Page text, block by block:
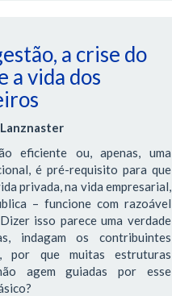
a crise do
a vida dos
eficiente ou, apenas, uma
é pré-requisito para que
privada, na vida empresarial,
– funcione com razoável
isso parece uma verdade
indagam os contribuintes
por que muitas estruturas
agem guiadas por esse